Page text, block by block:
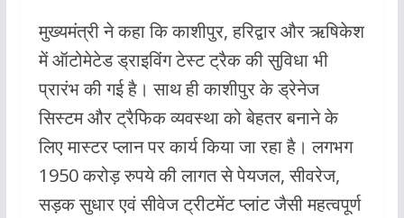
मुख्यमंत्री ने कहा कि काशीपुर, हरिद्वार और ऋषिकेश
में ऑटोमेटेड ड्राइविंग टेस्ट ट्रैक की सुविधा भी
प्रारंभ की गई है। साथ ही काशीपुर के ड्रेनेज
सिस्टम और ट्रैफिक व्यवस्था को बेहतर बनाने के
लिए मास्टर प्लान पर कार्य किया जा रहा है। लगभग
1950 करोड़ रुपये की लागत से पेयजल, सीवरेज,
सड़क सुधार एवं सीवेज ट्रीटमेंट प्लांट जैसी महत्वपूर्ण